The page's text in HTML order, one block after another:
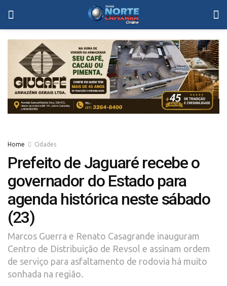
Home Cidades
Prefeito de Jaguaré recebe o
governador do Estado para
agenda histórica neste sábado
(23)
Marcos Guerra e Renato Casagrande inauguram
Centro de Distribuição de Revsol e assinam ordem
de serviço para asfaltamento de rodovia há muito
sonhada na região.